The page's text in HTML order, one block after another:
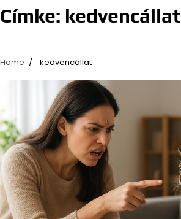
Címke: kedvencállat
Home kedvencállat